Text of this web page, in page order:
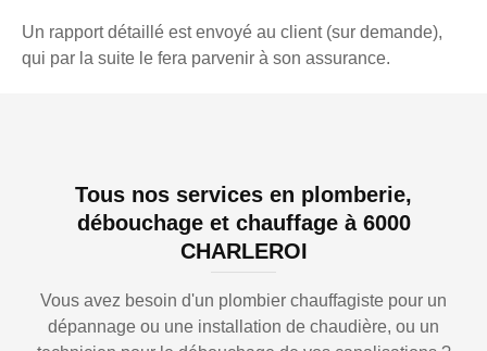
Un rapport détaillé est envoyé au client (sur demande),
qui par la suite le fera parvenir à son assurance.
Tous nos services en plomberie,
débouchage et chauffage à 6000
CHARLEROI
Vous avez besoin d'un plombier chauffagiste pour un
dépannage ou une installation de chaudière, ou un